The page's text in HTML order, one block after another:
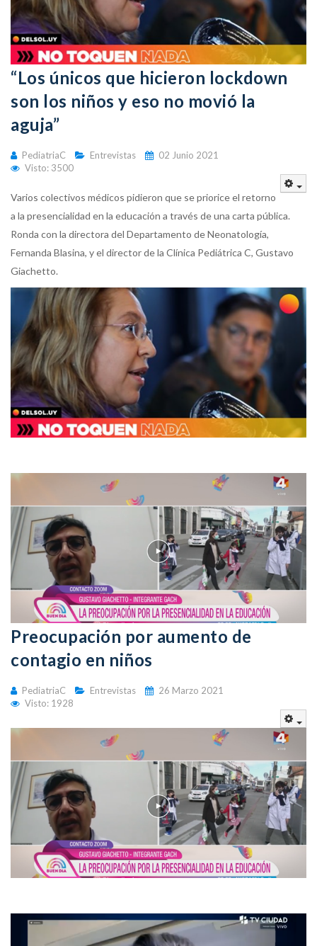
“Los únicos que hicieron lockdown
son los niños y eso no movió la
aguja”
PediatriaC Entrevistas
02 Junio 2021
Visto: 3500
Varios colectivos médicos pidieron que se priorice el retorno
a la presencialidad en la educación a través de una carta pública.
Ronda con la directora del Departamento de Neonatología,
Fernanda Blasina, y el director de la Clínica Pediátrica C, Gustavo
Giachetto.
Preocupación por aumento de
contagio en niños
PediatriaC Entrevistas
26 Marzo 2021
Visto: 1928